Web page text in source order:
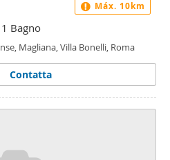
1 Bagno
Magliana, Villa Bonelli, Roma
Contatta
Máx. 10km